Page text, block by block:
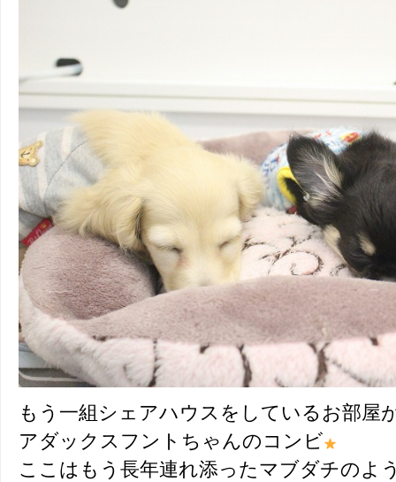
もう一組シェアハウスをしているお部屋
アダックスフントちゃんのコンビ
ここはもう長年連れ添ったマブダチのよ